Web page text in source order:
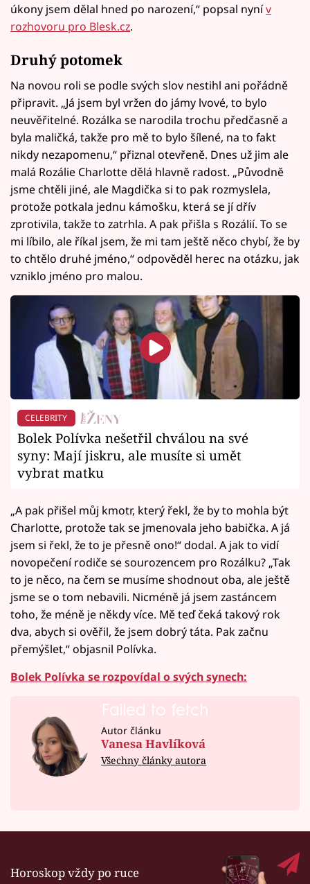
úkony jsem dělal hned po narození,“ popsal nynív
rozhovoru pro Blesk.cz.
Druhý potomek
Na novou roli se podle svých slov nestihl ani pořádně
připravit. „Já jsem byl vržen do jámy lvové, to bylo
neuvěřitelné. Rozálka se narodila trochu předčasně a
byla maličká, takže pro mě to bylo šílené, na to fakt
nikdy nezapomenu,“ přiznal otevřeně. Dnes už jim ale
malá Rozálie Charlotte dělá hlavně radost. „Původně
jsme chtěli jiné, ale Magdička si to pak rozmyslela,
protože potkala jednu kámošku, která se jí dřív
zprotivila, takže to zatrhla. A pak přišla s Rozálií. To se
mi líbilo, ale říkal jsem, že mi tam ještě něco chybí, že by
to chtělo druhé jméno,“ odpověděl herec na otázku, jak
vzniklo jméno pro malou.
CELEBRITY
Bolek Polívka nešetřil chválou na své
syny: Mají jiskru, ale musíte si umět
vybrat matku
„A pak přišel můj kmotr, který řekl, že by to mohla být
Charlotte, protože tak se jmenovala jeho babička. A já
jsem si řekl, že to je přesně ono!“ dodal. A jak to vidí
novopečení rodiče se sourozencem pro Rozálku? „Tak
to je něco, na čem se musíme shodnout oba, ale ještě
jsme se o tom nebavili. Nicméně já jsem zastáncem
toho, že méně je někdy více. Mě teď čeká takový rok
dva, abych si ověřil, že jsem dobrý táta. Pak začnu
přemýšlet,“ objasnil Polívka.
Bolek Polívka se rozpovídal o svých synech:
Failed to fetch
Autor článku
Vanesa Havlíková
Všechny články autora
Horoskop vždy po ruce